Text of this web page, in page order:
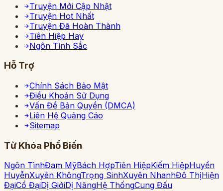
Truyện Mới Cập Nhật
Truyện Hot Nhất
Truyện Đã Hoàn Thành
Tiên Hiệp Hay
Ngôn Tình Sắc
Hỗ Trợ
Chính Sách Bảo Mật
Điều Khoản Sử Dụng
Vấn Đề Bản Quyền (DMCA)
Liên Hệ Quảng Cáo
Sitemap
Từ Khóa Phổ Biến
Ngôn TìnhĐam MỹBách HợpTiên HiệpKiếm HiệpHuyền
HuyễnXuyên KhôngTrọng SinhXuyên NhanhĐô ThịHiện
ĐạiCổ ĐạiDị GiớiDị NăngHệ ThốngCung Đấu